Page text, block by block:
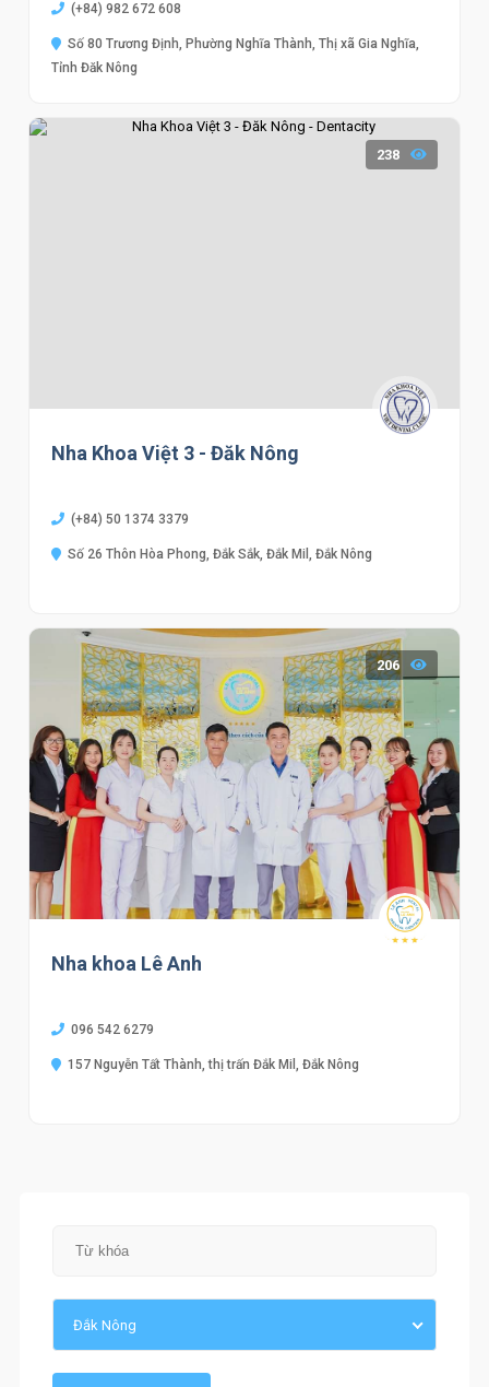
(+84) 982 672 608
Số 80 Trương Định, Phường Nghĩa Thành, Thị xã Gia Nghĩa,
Tỉnh Đăk Nông
238
Nha Khoa Việt 3 - Đăk Nông
(+84) 50 1374 3379
Số 26 Thôn Hòa Phong, Đắk Sắk, Đắk Mil, Đắk Nông
206
Nha khoa Lê Anh
096 542 6279
157 Nguyễn Tất Thành, thị trấn Đắk Mil, Đắk Nông
Đắk Nông